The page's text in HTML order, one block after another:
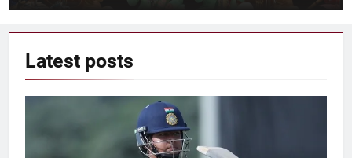
Latest posts